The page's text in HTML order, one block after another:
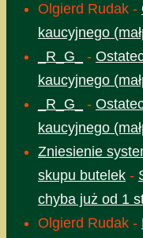
Olgierd Rudak -
kaucyjnego
_R_G_
-
kaucyjnego
_R_G_
-
kaucyjnego
Zniesienie
skupu butelek -
chyba już od 1
Olgierd Rudak -